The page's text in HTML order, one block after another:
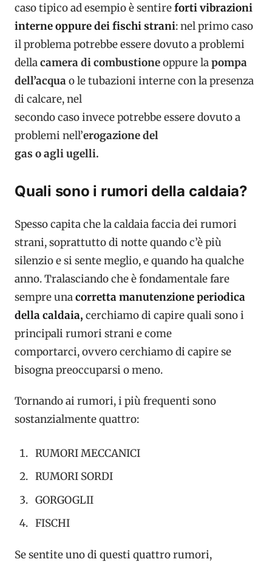
caso tipico ad esempio è sentireforti vibrazioni
interne oppure dei fischi strani: nel primo caso
il problema potrebbe essere dovuto a problemi
dellacamera di combustioneoppure lapompa
dell’acquao le tubazioni interne con la presenza
di calcare, nel
secondo caso invece potrebbe essere dovuto a
problemi nell’erogazione del
gas o agli ugelli.
Quali sono i rumori della caldaia?
Spesso capita che la caldaia faccia dei rumori
strani, soprattutto di notte quando c’è più
silenzio e si sente meglio, e quando ha qualche
anno. Tralasciando che è fondamentale fare
sempre unacorrettamanutenzione periodica
della caldaia, cerchiamo di capire quali sono i
principali rumori strani e come
comportarci, ovvero cerchiamo di capire se
bisogna preoccuparsi o meno.
Tornando ai rumori, i più frequenti sono
sostanzialmente quattro:
RUMORI MECCANICI
RUMORI SORDI
GORGOGLII
FISCHI
Se sentite uno di questi quattro rumori,